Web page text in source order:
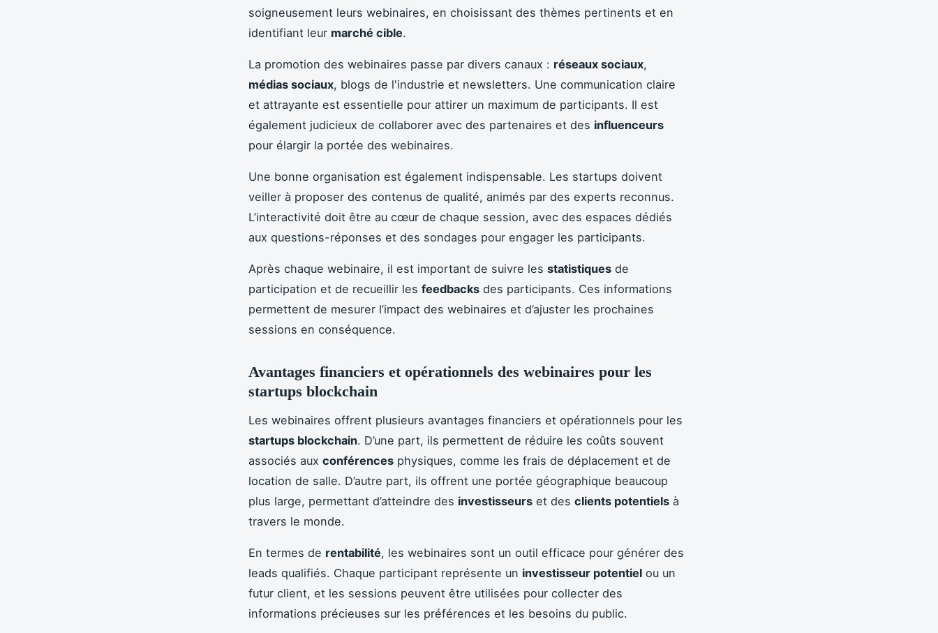
soigneusement leurs webinaires, en choisissant des thèmes pertinents et en
identifiant leur marché cible.
La promotion des webinaires passe par divers canaux : réseaux sociaux,
médias sociaux, blogs de l'industrie et newsletters. Une communication claire
et attrayante est essentielle pour attirer un maximum de participants. Il est
également judicieux de collaborer avec des partenaires et des influenceurs
pour élargir la portée des webinaires.
Une bonne organisation est également indispensable. Les startups doivent
veiller à proposer des contenus de qualité, animés par des experts reconnus.
L’interactivité doit être au cœur de chaque session, avec des espaces dédiés
aux questions-réponses et des sondages pour engager les participants.
Après chaque webinaire, il est important de suivre les statistiques de
participation et de recueillir les feedbacks des participants. Ces informations
permettent de mesurer l’impact des webinaires et d’ajuster les prochaines
sessions en conséquence.
Avantages financiers et opérationnels des webinaires pour les
startups blockchain
Les webinaires offrent plusieurs avantages financiers et opérationnels pour les
startups blockchain. D’une part, ils permettent de réduire les coûts souvent
associés aux conférences physiques, comme les frais de déplacement et de
location de salle. D’autre part, ils offrent une portée géographique beaucoup
plus large, permettant d’atteindre des investisseurs et des clients potentiels à
travers le monde.
En termes de rentabilité, les webinaires sont un outil efficace pour générer des
leads qualifiés. Chaque participant représente un investisseur potentiel ou un
futur client, et les sessions peuvent être utilisées pour collecter des
informations précieuses sur les préférences et les besoins du public.